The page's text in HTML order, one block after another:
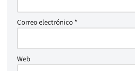
Correo electrónico*
Web